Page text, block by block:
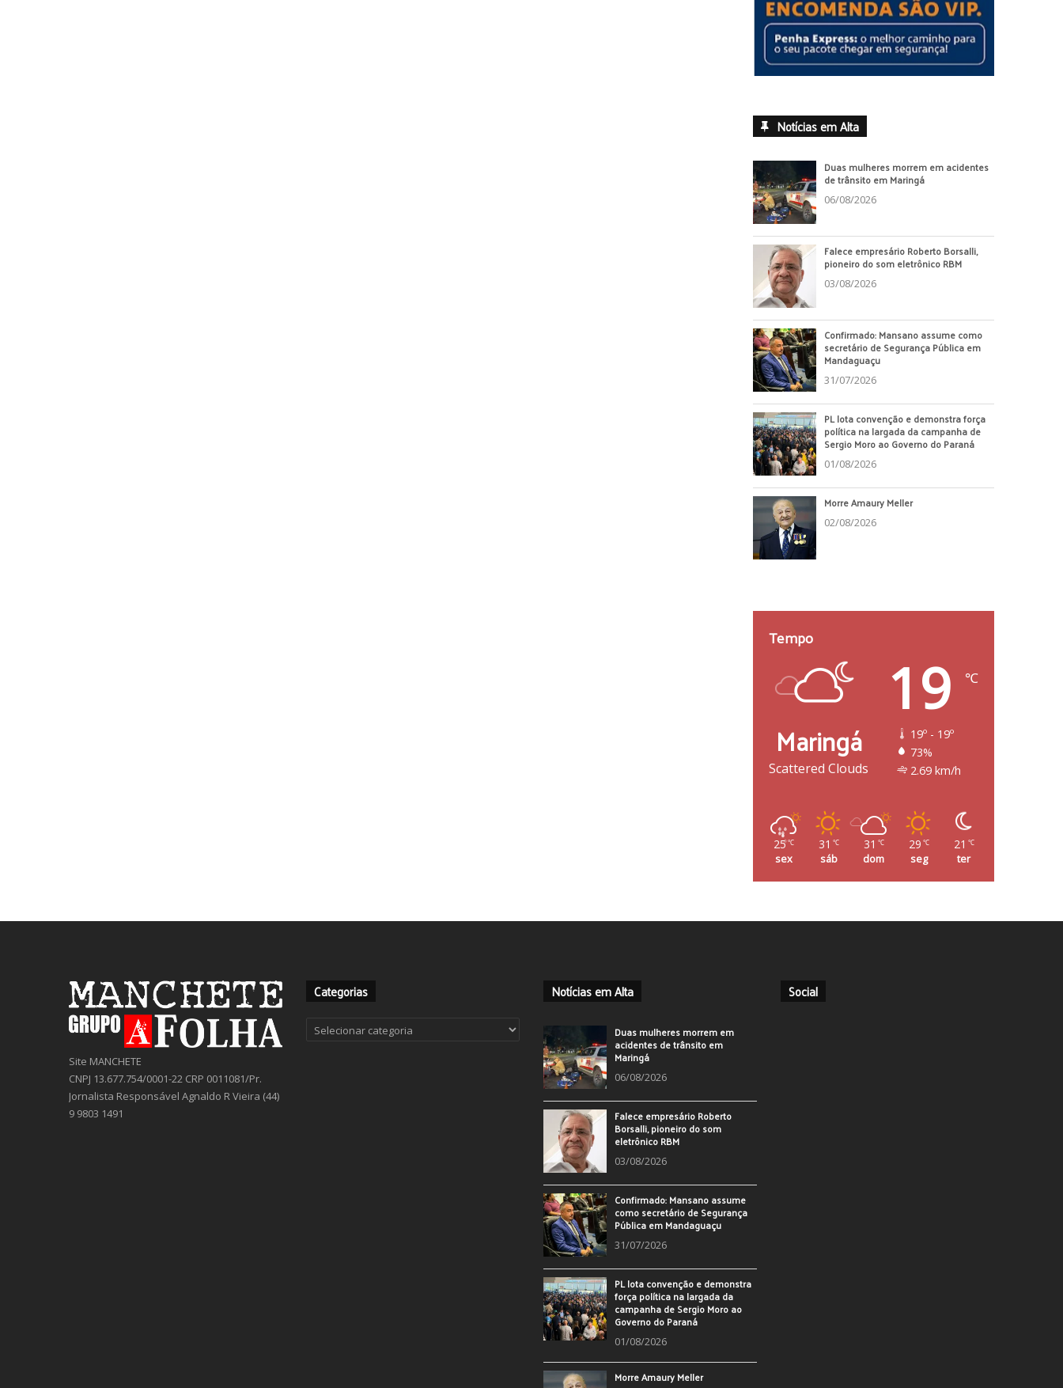
Notícias em Alta
Duas mulheres morrem em acidentes
de trânsito em Maringá
06/08/2026
Falece empresário Roberto Borsalli,
pioneiro do som eletrônico RBM
03/08/2026
Confirmado: Mansano assume como
secretário de Segurança Pública em
Mandaguaçu
31/07/2026
PL lota convenção e demonstra força
política na largada da campanha de
Sergio Moro ao Governo do Paraná
01/08/2026
Morre Amaury Meller
02/08/2026
Tempo
Maringá
Scattered Clouds
19 ℃
19º - 19º
73%
2.69 km/h
25 ℃
sex
31 ℃
sáb
31 ℃
dom
29 ℃
seg
21 ℃
ter
Site MANCHETE
CNPJ 13.677.754/0001-22 CRP 0011081/Pr.
Jornalista Responsável Agnaldo R Vieira (44)
9 9803 1491
Categorias
Categorias
Notícias em Alta
Duas mulheres morrem em
acidentes de trânsito em
Maringá
06/08/2026
Falece empresário Roberto
Borsalli, pioneiro do som
eletrônico RBM
03/08/2026
Confirmado: Mansano assume
como secretário de Segurança
Pública em Mandaguaçu
31/07/2026
PL lota convenção e demonstra
força política na largada da
campanha de Sergio Moro ao
Governo do Paraná
01/08/2026
Morre Amaury Meller
Social